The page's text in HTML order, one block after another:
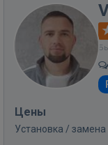
Цены
Установка /